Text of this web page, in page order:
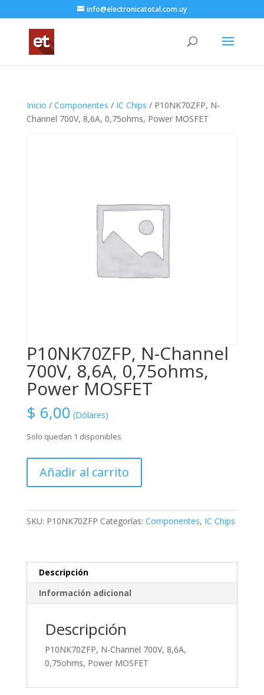
info@electronicatotal.com.uy
Inicio / Componentes / IC Chips / P10NK70ZFP, N-
Channel 700V, 8,6A, 0,75ohms, Power MOSFET
P10NK70ZFP, N-Channel
700V, 8,6A, 0,75ohms,
Power MOSFET
$ 6,00 (Dólares)
Solo quedan 1 disponibles
8,6A,
cantidad
Añadir al carrito
SKU: P10NK70ZFP Categorías: Componentes, IC Chips
Descripción
Información adicional
Descripción
P10NK70ZFP, N-Channel 700V, 8,6A,
0,75ohms, Power MOSFET